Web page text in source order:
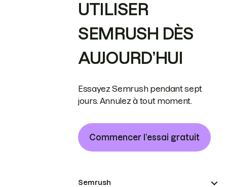
UTILISER
SEMRUSH DÈS
AUJOURD’HUI
Essayez Semrush pendant sept
jours. Annulez à tout moment.
Commencer l’essai gratuit
Semrush